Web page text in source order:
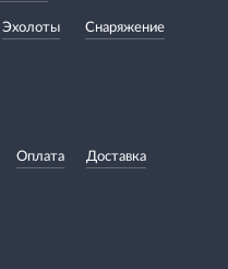
Эхолоты Снаряжение
Оплата Доставка